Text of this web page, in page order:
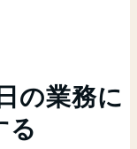
の業務に
る